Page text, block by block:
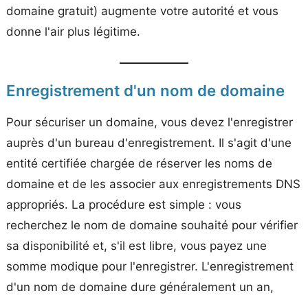
domaine gratuit) augmente votre autorité et vous
donne l'air plus légitime.
Enregistrement d'un nom de domaine
Pour sécuriser un domaine, vous devez l'enregistrer
auprès d'un bureau d'enregistrement. Il s'agit d'une
entité certifiée chargée de réserver les noms de
domaine et de les associer aux enregistrements DNS
appropriés. La procédure est simple : vous
recherchez le nom de domaine souhaité pour vérifier
sa disponibilité et, s'il est libre, vous payez une
somme modique pour l'enregistrer. L'enregistrement
d'un nom de domaine dure généralement un an,